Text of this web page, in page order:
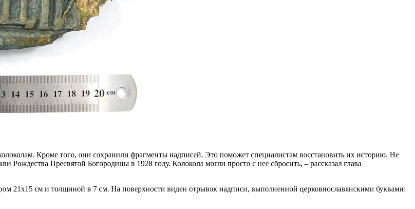
Кроме того, они сохранили фрагменты надписей. Это поможет специалистам восстановить их историю. Не
Пресвятой Богородицы в 1928 году. Колокола могли просто с нее сбросить, – рассказал глава
21х15 см и толщиной в 7 см. На поверхности виден отрывок надписи, выполненной церковнославянскими буквами: